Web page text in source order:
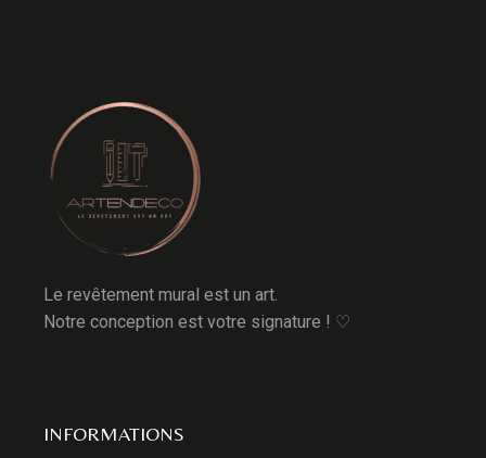
Le revêtement mural est un art.
Notre conception est votre signature ! ♡
INFORMATIONS